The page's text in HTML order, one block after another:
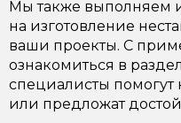
Мы также выполняем
на изготовление
ваши проекты. С
ознакомиться в
специалисты
или предложат